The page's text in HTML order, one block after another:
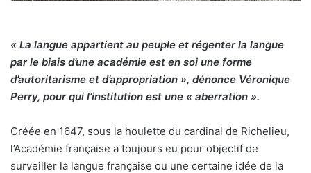
« La langue appartient au peuple et régenter la langue
par le biais d’une académie est en soi une forme
d’autoritarisme et d’appropriation », dénonce Véronique
Perry, pour qui l’institution est une « aberration ».
Créée en 1647, sous la houlette du cardinal de Richelieu,
l’Académie française a toujours eu pour objectif de
surveiller la langue française ou une certaine idée de la